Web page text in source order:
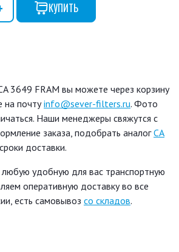
КУПИТЬ
3649 FRAM вы можете через корзину
на почтуinfo@sever-filters.ru. Фото
Наши менеджеры свяжутся с
заказа, подобрать аналогCA
доставки.
удобную для вас транспортную
оперативную доставку во все
есть самовывоз со складов.